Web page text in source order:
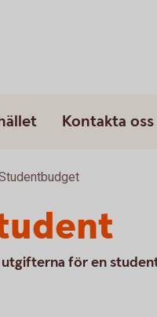
Kontakta oss
utgifterna för en